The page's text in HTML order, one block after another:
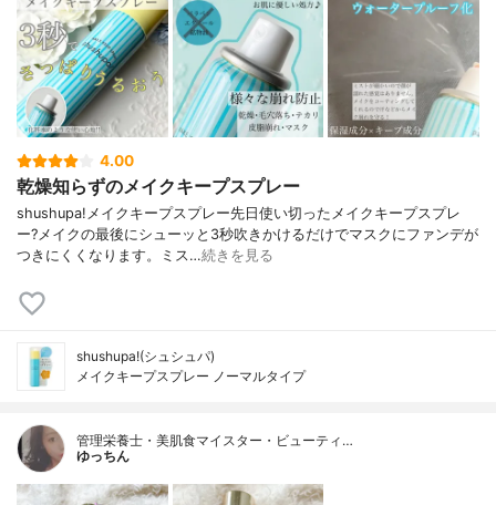
4.00
乾燥知らずのメイクキープスプレー
shushupa!メイクキープスプレー先日使い切ったメイクキープスプレ
ー?メイクの最後にシューッと3秒吹きかけるだけでマスクにファンデが
つきにくくなります。ミス…続きを見る
shushupa!(シュシュパ)
メイクキープスプレー ノーマルタイプ
管理栄養士・美肌食マイスター・ビューティ…
ゆっちん